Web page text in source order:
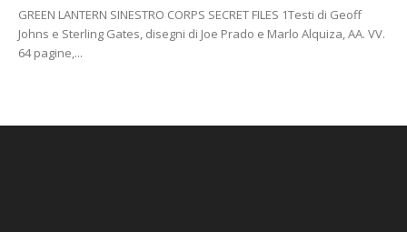
GREEN LANTERN SINESTRO CORPS SECRET FILES 1Testi di Geoff
Johns e Sterling Gates, disegni di Joe Prado e Marlo Alquiza, AA. VV.
64 pagine,...